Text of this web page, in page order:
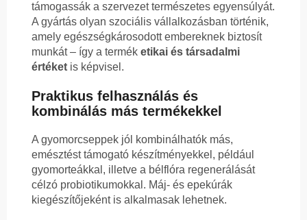
támogassák a szervezet természetes egyensúlyát.
A gyártás olyan szociális vállalkozásban történik,
amely egészségkárosodott embereknek biztosít
munkát – így a termék etikai és társadalmi
értéket is képvisel.
Praktikus felhasználás és
kombinálás más termékekkel
A gyomorcseppek jól kombinálhatók más,
emésztést támogató készítményekkel, például
gyomorteákkal, illetve a bélflóra regenerálását
célzó probiotikumokkal. Máj- és epekúrák
kiegészítőjeként is alkalmasak lehetnek.